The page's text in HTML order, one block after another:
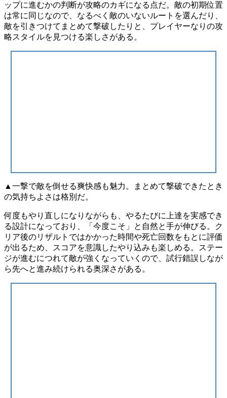
ップに進むかの判断が攻略のカギになる点だ。敵の初期位置
は常に同じなので、なるべく敵のいないルートを選んだり、
敵を引きつけてまとめて撃破したりと、プレイヤーなりの攻
略スタイルを見つける楽しさがある。
▲一撃で敵を倒せる爽快感も魅力。まとめて撃破できたとき
の気持ちよさは格別だ。
何度もやり直しになりながらも、 やるたびに上達を実感でき
る設計になっており、「今度こそ」と自然と手が伸びる。ク
リア後のリザルトではかかった時間や死亡回数をもとに評価
が出るため、スコアを意識したやり込みも楽しめる。ステー
ジが進むにつれて敵が強くなっていくので、試行錯誤しなが
ら先へと進み続けられる奥深さがある。